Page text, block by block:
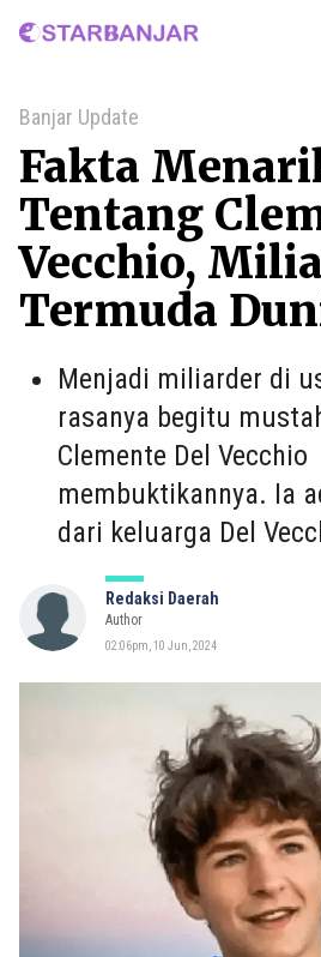
Home
Banjar Update
Fakta
Tentang
Vecchio,
Termuda
Menjadi miliarder di
rasanya begitu
Clemente Del Vecchio
membuktikannya. Ia
dari keluarga Del
Redaksi Daerah
Author
02:06pm, 10 Jun, 2024